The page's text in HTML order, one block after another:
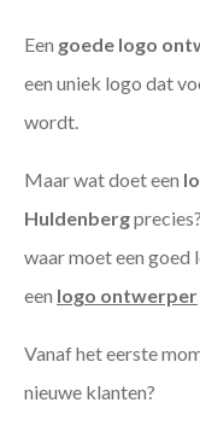
Een goede logo
een uniek logo dat
wordt.
Maar wat doet een
Huldenberg
waar moet een goed
een logo ontwerper
Vanaf het eerste
nieuwe klanten?